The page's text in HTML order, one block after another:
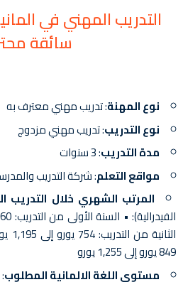
التدريب المهني في
سائقة
نوع المهنة: تدريب مهني معترف به
نوع التدريب: تدريب مهني مزدوج
مدة التدريب: 3 سنوات
مواقع التعلم: شركة التدريب
المرتب الشهري خلال التدريب
849 يورو إلى 1,255 يورو
مستوى اللغة الالمانية المطلوب: B1